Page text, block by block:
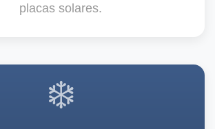
placas solares.
❄️